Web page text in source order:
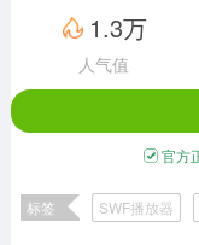
赛车竞速
3633款应用
二次元
1.3万
人气值
官方
标签 SWF播放器